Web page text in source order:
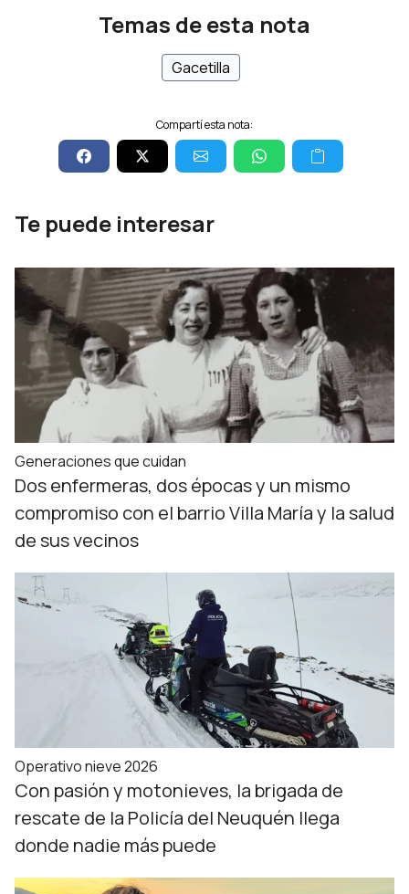
Temas de esta nota
Gacetilla
Compartí esta nota:
Te puede interesar
Generaciones que cuidan
Dos enfermeras, dos épocas y un mismo
compromiso con el barrio Villa María y la salud
de sus vecinos
Operativo nieve 2026
Con pasión y motonieves, la brigada de
rescate de la Policía del Neuquén llega
donde nadie más puede